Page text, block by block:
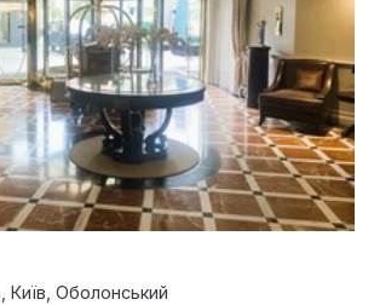
Київ, Оболонський